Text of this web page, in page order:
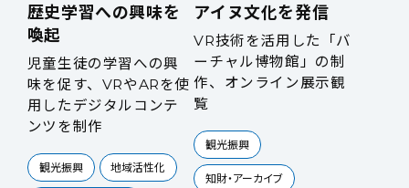
歴史学習への興味を
喚起
児童生徒の学習への興
味を促す、VRやARを使
用したデジタルコンテ
ンツを制作
観光振興 地域活性化
アイヌ文化を発信
VR技術を活用した「バ
ーチャル博物館」の制
作、オンライン展示観
覧
観光振興
知財・アーカイブ